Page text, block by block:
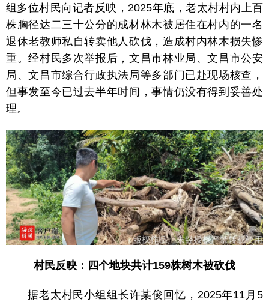
组多位村民向记者反映，2025年底，老太村村内上百
株胸径达二三十公分的成材林木被居住在村内的一名
退休老教师私自转卖他人砍伐，造成村内林木损失惨
重。经村民多次举报后，文昌市林业局、文昌市公安
局、文昌市综合行政执法局等多部门已赴现场核查，
但事发至今已过去半年时间，事情仍没有得到妥善处
理。
村民反映：四个地块共计159株树木被砍伐
据老太村民小组组长许某俊回忆，2025年11月5